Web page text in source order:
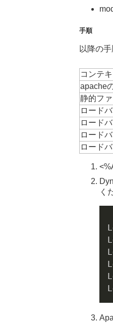
手順
以降の
コンテ
apache
静的フ
ロード
ロード
ロード
ロード
く